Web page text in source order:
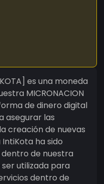
es una moneda
MICRONACION
de dinero digital
asegurar las
creación de nuevas
ha sido
de nuestra
utilizada para
dentro de